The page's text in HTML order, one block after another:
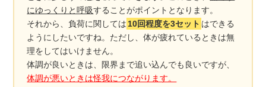
にゆっくりと呼吸することがポイントとなります。
それから、負荷に関しては 10回程度を3セット はできる
ようにしたいですね。ただし、体が疲れているときは無
理をしてはいけません。
体調が良いときは、限界まで追い込んでも良いですが、
体調が悪いときは怪我につながります。